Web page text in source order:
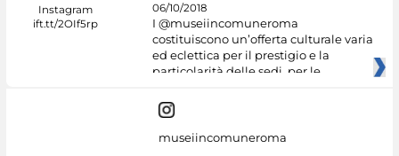
06/10/2018
I @museiincomuneroma
costituiscono un’offerta culturale varia
ed eclettica per il prestigio e la
particolarità delle sedi, per le
museiincomuneroma